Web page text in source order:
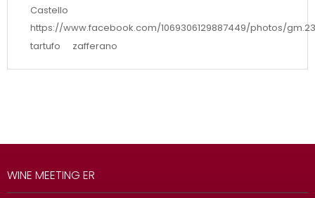
Castello
https://www.facebook.com/1069306129887449/photos/
tartufo
zafferano
WINE MEETING ER